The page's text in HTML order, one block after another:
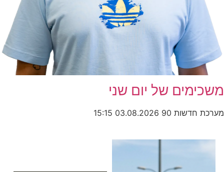
משכימים של יום שני
מערכת חדשות 90 03.08.2026
15:15